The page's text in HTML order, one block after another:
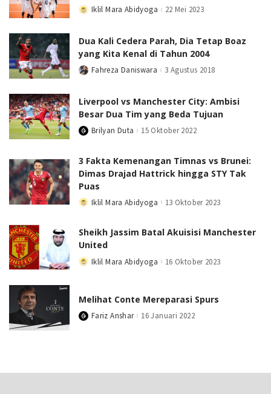
PostedIklil Mara Abidyoga 22 Mei 2023
Dua Kali Cedera Parah, Dia Tetap Boaz
yang Kita Kenal di Tahun 2004
PostedFahreza Daniswara 3 Agustus 2018
Liverpool vs Manchester City: Ambisi
Besar Dua Tim yang Beda Tujuan
PostedBrilyan Duta 15 Oktober 2022
3 Fakta Kemenangan Timnas vs Brunei:
Dimas Drajad Hattrick hingga STY Tak
Puas
PostedIklil Mara Abidyoga 13 Oktober 2023
Sheikh Jassim Batal Akuisisi Manchester
United
PostedIklil Mara Abidyoga 16 Oktober 2023
Melihat Conte Mereparasi Spurs
PostedFariz Anshar 16 Januari 2022